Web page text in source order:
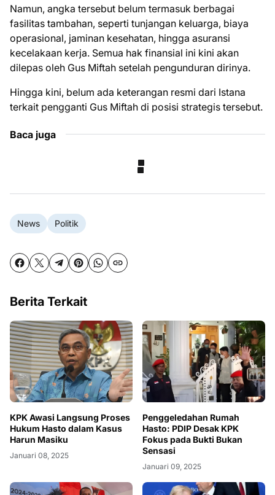
Namun, angka tersebut belum termasuk berbagai
fasilitas tambahan, seperti tunjangan keluarga, biaya
operasional, jaminan kesehatan, hingga asuransi
kecelakaan kerja. Semua hak finansial ini kini akan
dilepas oleh Gus Miftah setelah pengunduran dirinya.
Hingga kini, belum ada keterangan resmi dari Istana
terkait pengganti Gus Miftah di posisi strategis tersebut.
Baca juga
News Politik
Berita Terkait
KPK Awasi Langsung Proses
Hukum Hasto dalam Kasus
Harun Masiku
Januari 08, 2025
Penggeledahan Rumah
Hasto: PDIP Desak KPK
Fokus pada Bukti Bukan
Sensasi
Januari 09, 2025